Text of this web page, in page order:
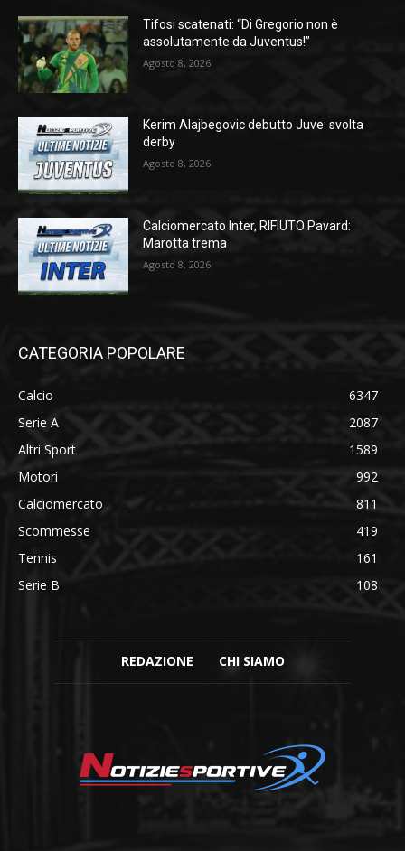
Tifosi scatenati: “Di Gregorio non è
assolutamente da Juventus!”
Agosto 8, 2026
Kerim Alajbegovic debutto Juve: svolta
derby
Agosto 8, 2026
Calciomercato Inter, RIFIUTO Pavard:
Marotta trema
Agosto 8, 2026
CATEGORIA POPOLARE
Calcio
6347
Serie A
2087
Altri Sport
1589
Motori
992
Calciomercato
811
Scommesse
419
Tennis
161
Serie B
108
REDAZIONE CHI SIAMO